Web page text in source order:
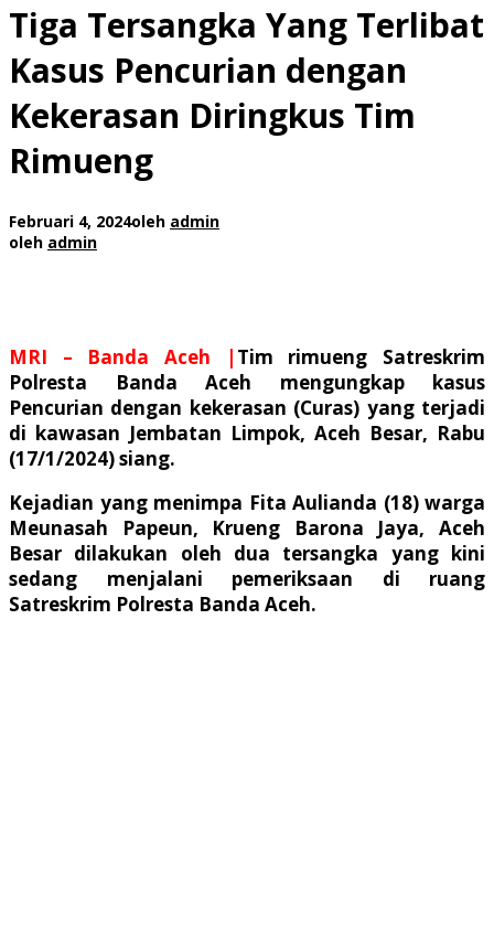
Tiga Tersangka Yang Terlibat
Kasus Pencurian dengan
Kekerasan Diringkus Tim
Rimueng
Februari 4, 2024oleh admin
oleh admin
MRI – Banda Aceh | Tim rimueng Satreskrim
Polresta Banda Aceh mengungkap kasus
Pencurian dengan kekerasan (Curas) yang terjadi
di kawasan Jembatan Limpok, Aceh Besar, Rabu
(17/1/2024) siang.
Kejadian yang menimpa Fita Aulianda (18) warga
Meunasah Papeun, Krueng Barona Jaya, Aceh
Besar dilakukan oleh dua tersangka yang kini
sedang menjalani pemeriksaan di ruang
Satreskrim Polresta Banda Aceh.